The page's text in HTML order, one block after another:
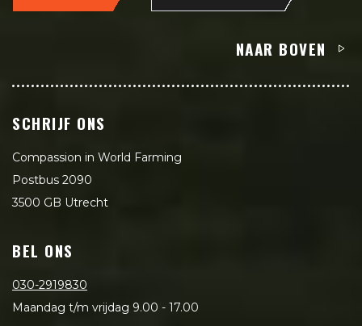
NAAR BOVEN
SCHRIJF ONS
Compassion in World Farming
Postbus 2090
3500 GB Utrecht
BEL ONS
030-2919830
Maandag t/m vrijdag 9.00 - 17.00